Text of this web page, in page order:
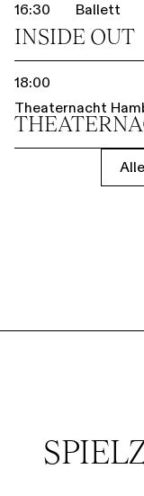
16:30 Ballett
INSIDE OUT
18:00
Theaternacht